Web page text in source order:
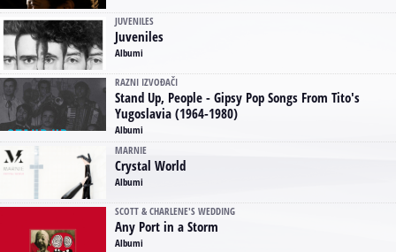
JUVENILES
Juveniles
Albumi
RAZNI IZVOĐAČI
Stand Up, People - Gipsy Pop Songs From Tito's
Yugoslavia (1964-1980)
Albumi
MARNIE
Crystal World
Albumi
SCOTT & CHARLENE'S WEDDING
Any Port in a Storm
Albumi